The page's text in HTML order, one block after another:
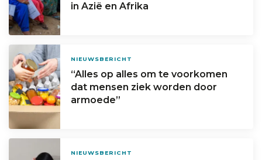
in Azië en Afrika
NIEUWSBERICHT
“Alles op alles om te voorkomen
dat mensen ziek worden door
armoede”
NIEUWSBERICHT